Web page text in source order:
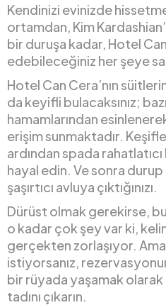
Kendinizi evinizde
ortamdan, Kim
bir duruşa kadar, Hotel
edebileceğiniz her şeye
Hotel Can Cera’nın
da keyifli bulacaksınız;
hamamlarından
erişim sunmaktadır.
ardından spada rahatlatıcı
hayal edin. Ve sonra durup
şaşırtıcı avluya çıktığınızı.
Dürüst olmak gerekirse,
o kadar çok şey var ki,
gerçekten zorlaşıyor.
istiyorsanız,
bir rüyada yaşamak olarak
tadını çıkarın.